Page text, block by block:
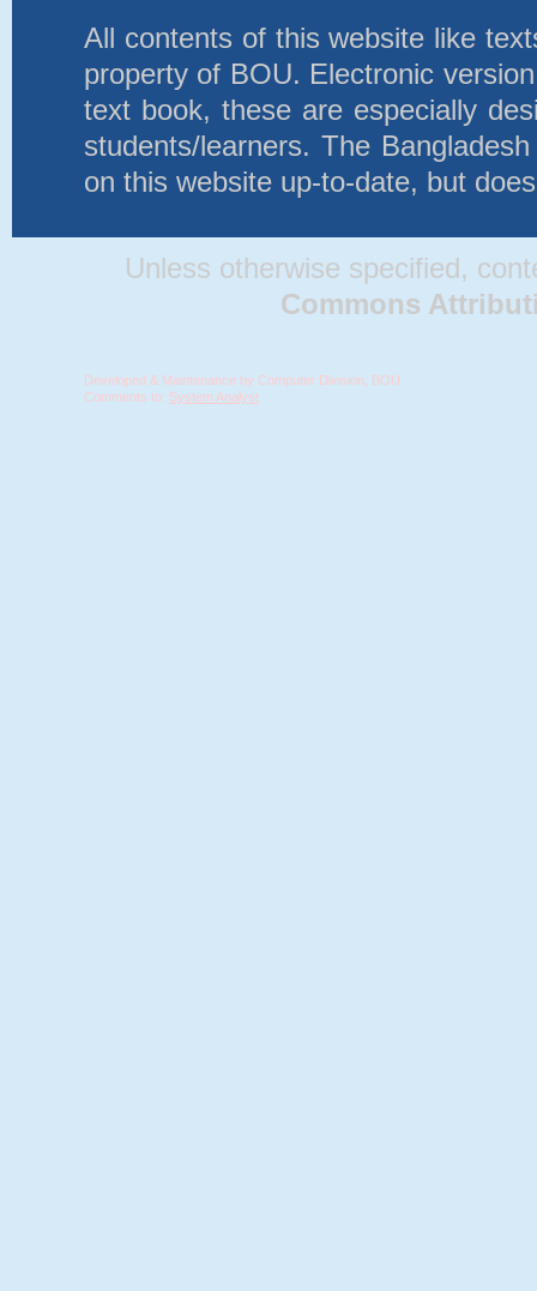
All contents of this website like
property of BOU. Electronic
text book, these are especially
students/learners. The
on this website up-to-date, but
Unless otherwise specified,
Commons
Developed & Maintenance by Computer Division, BOU.
Comments to: System Analyst